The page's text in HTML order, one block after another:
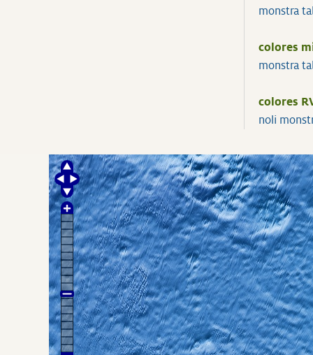
monstra
colores
monstra
colores
noli